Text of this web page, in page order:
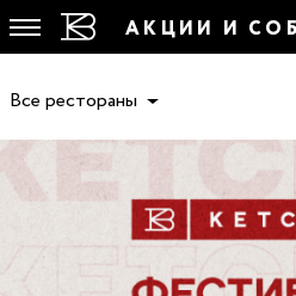
АКЦИИ И
Все рестораны